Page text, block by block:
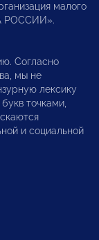
малого
РОССИИ».
Согласно
мы не
лексику
точками,
и социальной